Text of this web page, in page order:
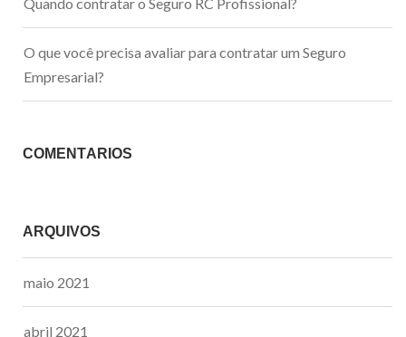
O que você precisa avaliar para contratar um Seguro
Empresarial?
COMENTÁRIOS
ARQUIVOS
maio 2021
abril 2021